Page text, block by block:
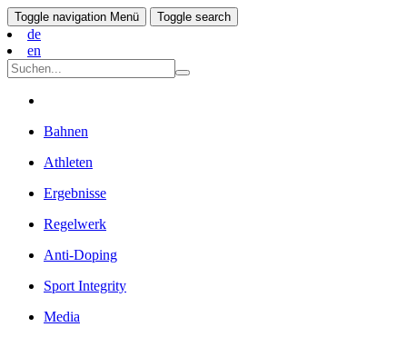
Toggle navigation Menü Toggle search
de
en
Bahnen
Athleten
Ergebnisse
Regelwerk
Anti-Doping
Sport Integrity
Media